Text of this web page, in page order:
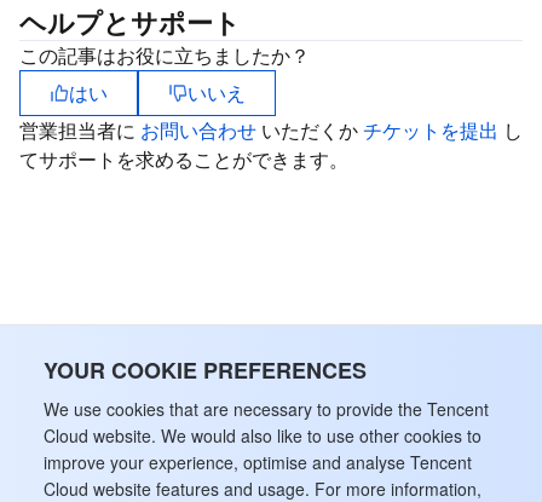
YOUR COOKIE PREFERENCES
We use cookies that are necessary to provide the Tencent
Cloud website. We would also like to use other cookies to
improve your experience, optimise and analyse Tencent
Cloud website features and usage. For more information,
Cloud Block Storage
Cloud HDFS
Data Accelerator Goose FileSystem
Cloud Infinite
Smart Media Hosting
TencentDB for MySQL
TencentDB for MariaDB
TencentDB for PostgreSQL
リレーショナルデータベースTDSQL
TDSQL-C for MySQL
TDSQL for MySQL
NoSQLデータベース
Tencent Cloud Distributed Cache (Redis OSS-Compatible)
TencentDB for CTSDB
データベース SaaS サービス
Database Management Center
Gateway Load Balancer
Direct Connect
Key Management Service
Secrets Manager
Captcha
Text Moderation System
セキュリティサービス
Penetration Test Service
セキュリティ管理
ヘルプとサポート
この記事はお役に立ちましたか？
はい
いいえ
営業担当者に お問い合わせ いただくかチケットを提出 し
てサポートを求めることができます。